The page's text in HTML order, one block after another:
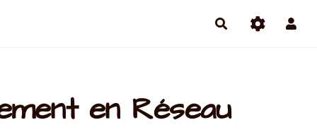
en Réseau